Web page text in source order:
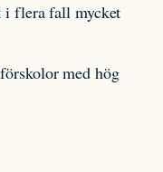
i flera fall mycket
med hög